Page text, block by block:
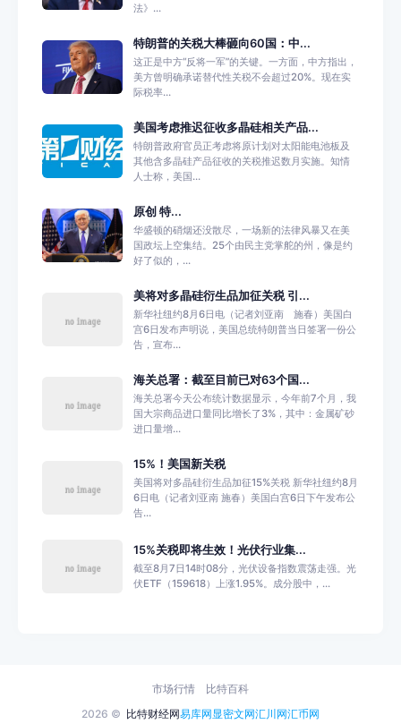
法》...
特朗普的关税大棒砸向60国：中...
这正是中方“反将一军”的关键。一方面，中方指出，
美方曾明确承诺替代性关税不会超过20%。现在实
际税率...
美国考虑推迟征收多晶硅相关产品...
特朗普政府官员正考虑将原计划对太阳能电池板及
其他含多晶硅产品征收的关税推迟数月实施。知情
人士称，美国...
原创 特...
华盛顿的硝烟还没散尽，一场新的法律风暴又在美
国政坛上空集结。25个由民主党掌舵的州，像是约
好了似的，...
美将对多晶硅衍生品加征关税 引...
新华社纽约8月6日电（记者刘亚南 施春）美国白
宫6日发布声明说，美国总统特朗普当日签署一份公
告，宣布...
海关总署：截至目前已对63个国...
海关总署今天公布统计数据显示，今年前7个月，我
国大宗商品进口量同比增长了3%，其中：金属矿砂
进口量增...
15%！美国新关税
美国将对多晶硅衍生品加征15%关税 新华社纽约8月
6日电（记者刘亚南 施春）美国白宫6日下午发布公
告...
15%关税即将生效！光伏行业集...
截至8月7日14时08分，光伏设备指数震荡走强。光
伏ETF（159618）上涨1.95%。成分股中，...
2026 © 比特财经网易库网显密文网汇川网汇币网
市场行情 比特百科